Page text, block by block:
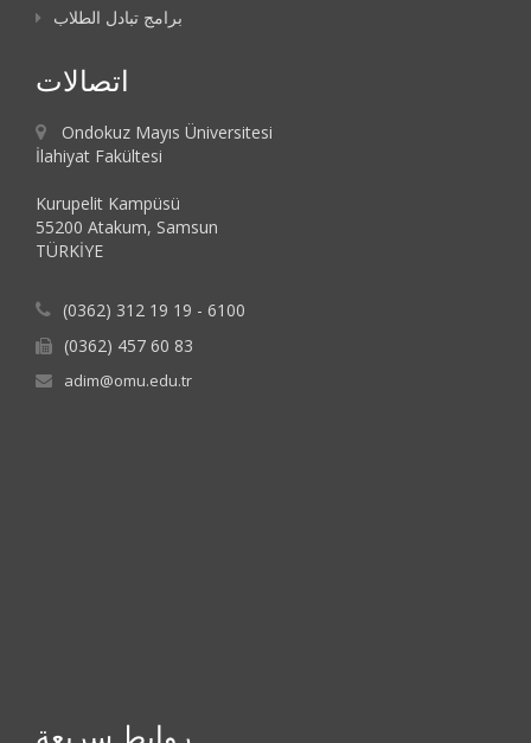
برامج تبادل الطلاب
اتصالات
Ondokuz Mayıs Üniversitesi
İlahiyat Fakültesi
Kurupelit Kampüsü
55200 Atakum, Samsun
TÜRKİYE
(0362) 312 19 19 - 6100
(0362) 457 60 83
adim@omu.edu.tr
روابط سريعة